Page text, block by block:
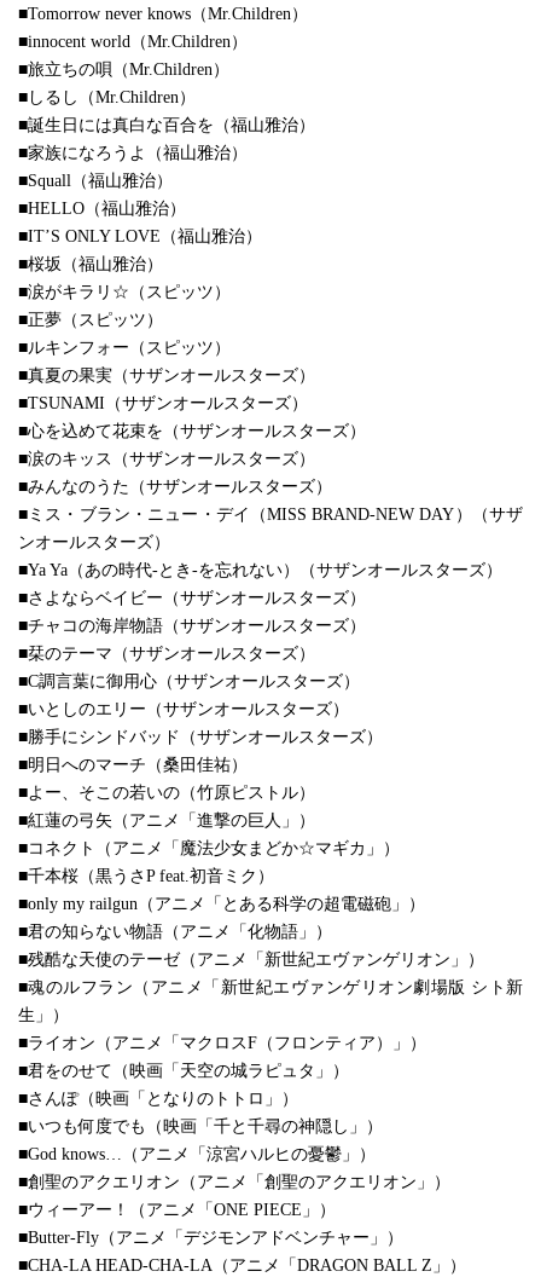
■Tomorrow never knows（Mr.Children）
■innocent world（Mr.Children）
■旅立ちの唄（Mr.Children）
■しるし（Mr.Children）
■誕生日には真白な百合を（福山雅治）
■家族になろうよ（福山雅治）
■Squall（福山雅治）
■HELLO（福山雅治）
■IT’S ONLY LOVE（福山雅治）
■桜坂（福山雅治）
■涙がキラリ☆（スピッツ）
■正夢（スピッツ）
■ルキンフォー（スピッツ）
■真夏の果実（サザンオールスターズ）
■TSUNAMI（サザンオールスターズ）
■心を込めて花束を（サザンオールスターズ）
■涙のキッス（サザンオールスターズ）
■みんなのうた（サザンオールスターズ）
■ミス・ブラン・ニュー・デイ（MISS BRAND-NEW DAY）（サザ
ンオールスターズ）
■Ya Ya（あの時代-とき-を忘れない）（サザンオールスターズ）
■さよならベイビー（サザンオールスターズ）
■チャコの海岸物語（サザンオールスターズ）
■栞のテーマ（サザンオールスターズ）
■C調言葉に御用心（サザンオールスターズ）
■いとしのエリー（サザンオールスターズ）
■勝手にシンドバッド（サザンオールスターズ）
■明日へのマーチ（桑田佳祐）
■よー、そこの若いの（竹原ピストル）
■紅蓮の弓矢（アニメ「進撃の巨人」）
■コネクト（アニメ「魔法少女まどか☆マギカ」）
■千本桜（黒うさP feat.初音ミク）
■only my railgun（アニメ「とある科学の超電磁砲」）
■君の知らない物語（アニメ「化物語」）
■残酷な天使のテーゼ（アニメ「新世紀エヴァンゲリオン」）
■魂のルフラン（アニメ「新世紀エヴァンゲリオン劇場版 シト新
生」）
■ライオン（アニメ「マクロスF（フロンティア）」）
■君をのせて（映画「天空の城ラピュタ」）
■さんぽ（映画「となりのトトロ」）
■いつも何度でも（映画「千と千尋の神隠し」）
■God knows…（アニメ「涼宮ハルヒの憂鬱」）
■創聖のアクエリオン（アニメ「創聖のアクエリオン」）
■ウィーアー！（アニメ「ONE PIECE」）
■Butter-Fly（アニメ「デジモンアドベンチャー」）
■CHA-LA HEAD-CHA-LA（アニメ「DRAGON BALL Z」）